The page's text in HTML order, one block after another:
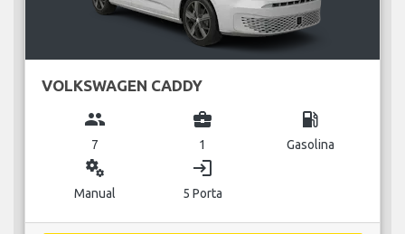
VOLKSWAGEN CADDY
group
7
business_center
1
local_gas_station
Gasolina
miscellaneous_services
Manual
login
5 Porta